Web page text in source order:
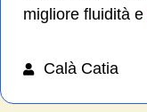
migliore fluidità e
Calà Catia